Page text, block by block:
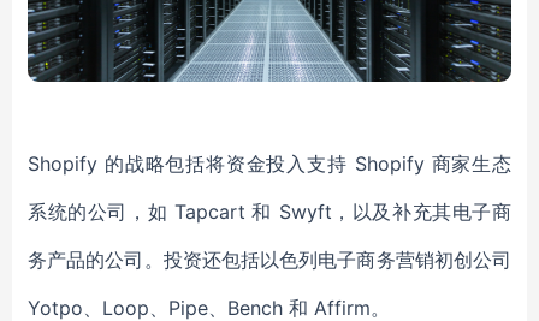
Shopify 的战略包括将资金投入支持 Shopify 商家生态
系统的公司，如 Tapcart 和 Swyft，以及补充其电子商
务产品的公司。投资还包括以色列电子商务营销初创公司
Yotpo、Loop、Pipe、Bench 和 Affirm。